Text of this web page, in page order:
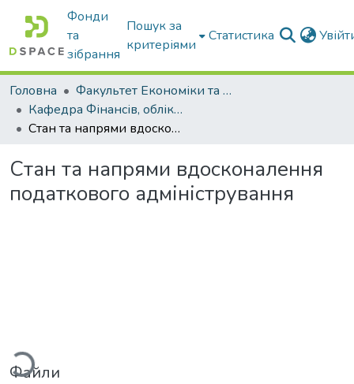
Фонди
та
зібрання
Пошук за
критеріями
Статистика
Головна
Факультет Економіки та бізнесу
Кафедра Фінансів, обліку і оподаткування
Стан та напрями вдосконалення податкового адміністрування
Стан та напрями вдосконалення
податкового адміністрування
Вантажиться...
Файли